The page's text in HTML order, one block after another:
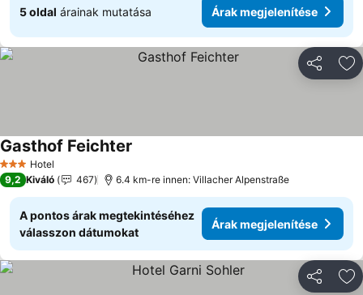
5 oldal árainak mutatása Árak megjelenítése
3 Kategória
Hotel
Gasthof Feichter
9,2 Kiváló 467 6.4 km-re innen: Villacher Alpenstraße
A pontos árak megtekintéséhez
válasszon dátumokat
Árak megjelenítése